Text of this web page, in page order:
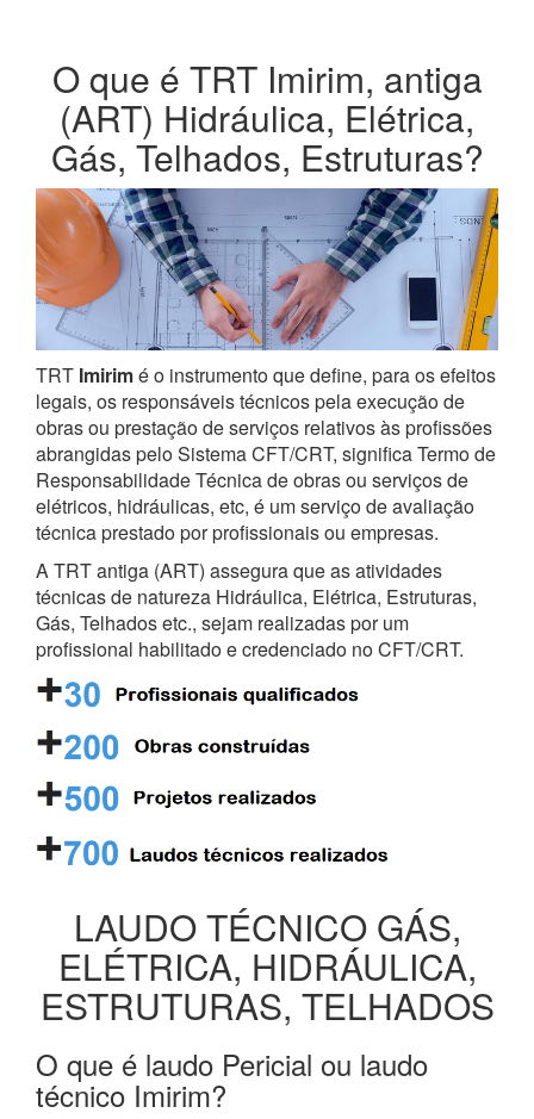
O que é TRT Imirim, antiga
(ART) Hidráulica, Elétrica,
Gás, Telhados, Estruturas?
TRT Imirimé o instrumento que define, para os efeitos
legais, os responsáveis técnicos pela execução de
obras ou prestação de serviços relativos às profissões
abrangidas pelo Sistema CFT/CRT, significa Termo de
Responsabilidade Técnica de obras ou serviços de
elétricos, hidráulicas, etc, é um serviço de avaliação
técnica prestado por profissionais ou empresas.
A TRT antiga (ART) assegura que as atividades
técnicas de natureza Hidráulica, Elétrica, Estruturas,
Gás, Telhados etc., sejam realizadas por um
profissional habilitado e credenciado no CFT/CRT.
LAUDO TÉCNICO GÁS,
ELÉTRICA, HIDRÁULICA,
ESTRUTURAS, TELHADOS
O que é laudo Pericial ou laudo
técnico Imirim?